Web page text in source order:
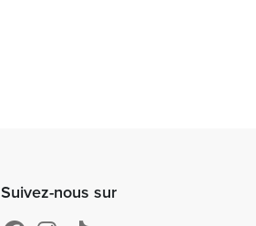
Suivez-nous sur